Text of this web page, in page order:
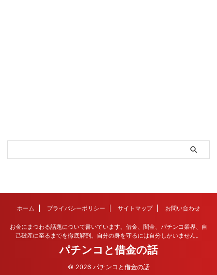
ホーム プライバシーポリシー サイトマップ お問い合わせ
お金にまつわる話題について書いています。借金、闇金、パチンコ業界、自
己破産に至るまでを徹底解剖。自分の身を守るには自分しかいません。
パチンコと借金の話
© 2026 パチンコと借金の話